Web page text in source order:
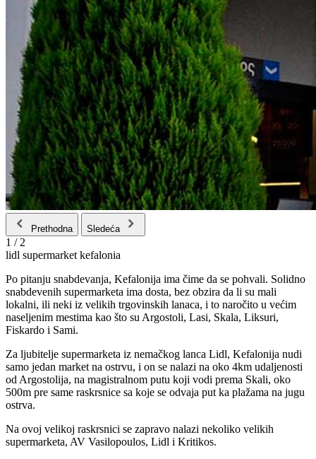
Prethodna Sledeća
1 / 2
lidl supermarket kefalonia
Po pitanju snabdevanja, Kefalonija ima čime da se pohvali. Solidno
snabdevenih supermarketa ima dosta, bez obzira da li su mali
lokalni, ili neki iz velikih trgovinskih lanaca, i to naročito u većim
naseljenim mestima kao što su Argostoli, Lasi, Skala, Liksuri,
Fiskardo i Sami.
Za ljubitelje supermarketa iz nemačkog lanca Lidl, Kefalonija nudi
samo jedan market na ostrvu, i on se nalazi na oko 4km udaljenosti
od Argostolija, na magistralnom putu koji vodi prema Skali, oko
500m pre same raskrsnice sa koje se odvaja put ka plažama na jugu
ostrva.
Na ovoj velikoj raskrsnici se zapravo nalazi nekoliko velikih
supermarketa, AV Vasilopoulos, Lidl i Kritikos.